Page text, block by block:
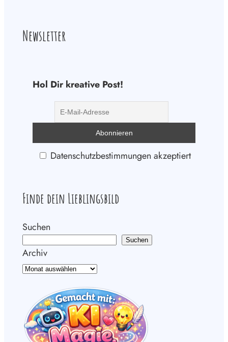
Newsletter
Hol Dir kreative Post!
Datenschutzbestimmungen akzeptiert
Finde dein Lieblingsbild
Suchen
Suchen
Archiv